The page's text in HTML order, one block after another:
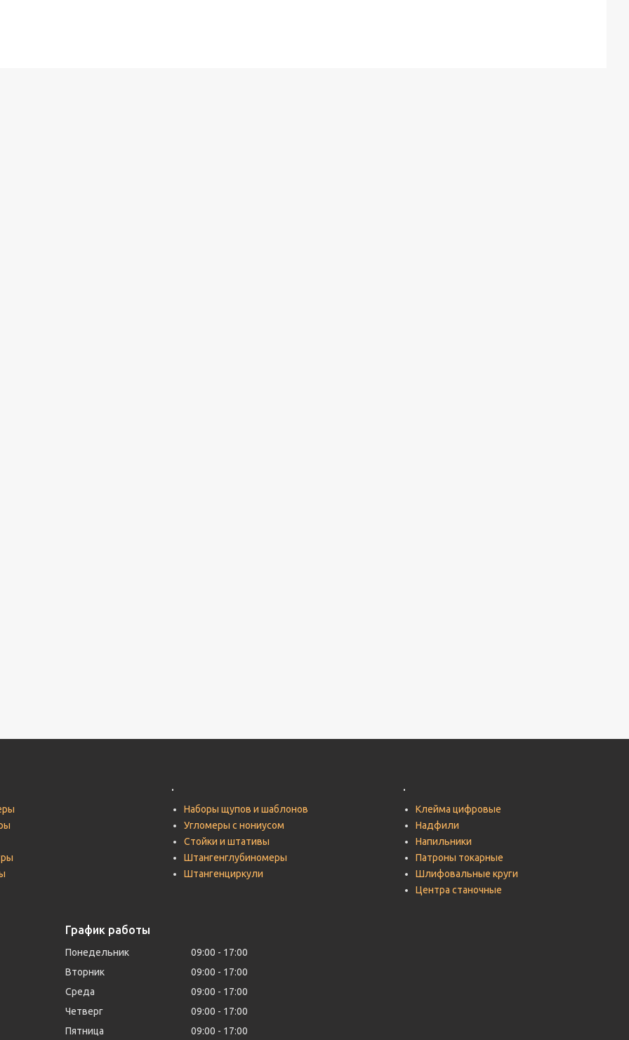
.
Наборы щупов и шаблонов
Угломеры с нониусом
Стойки и штативы
Штангенглубиномеры
Штангенциркули
.
Клейма цифровые
Надфили
Напильники
Патроны токарные
Шлифовальные круги
Центра станочные
График работы
Понедельник 09:00
17:00
Вторник
09:00
17:00
Среда
09:00
17:00
Четверг
09:00
17:00
Пятница
09:00 17:00